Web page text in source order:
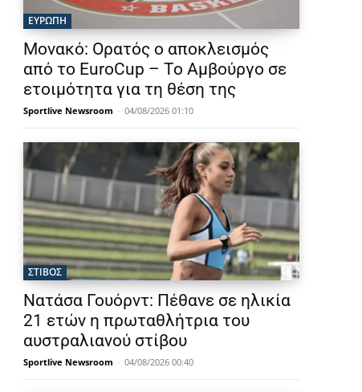
ΕΥΡΩΠΗ
Μονακό: Ορατός ο αποκλεισμός
από το EuroCup – Το Αμβούργο σε
ετοιμότητα για τη θέση της
Sportlive Newsroom - 04/08/2026 01:10
ΣΤΙΒΟΣ
Νατάσα Γουόρντ: Πέθανε σε ηλικία
21 ετών η πρωταθλήτρια του
αυστραλιανού στίβου
Sportlive Newsroom - 04/08/2026 00:40